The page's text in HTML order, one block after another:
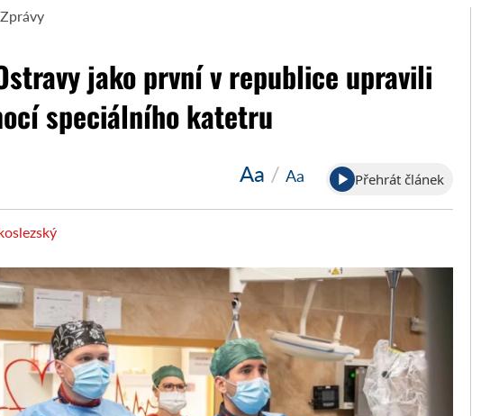
Zprávy
jako první v republice upravili
speciálního katetru
Aa / Aa Přehrát článek